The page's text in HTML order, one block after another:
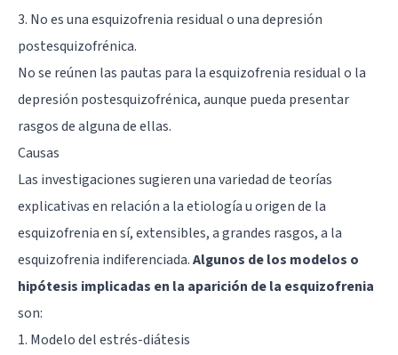
3. No es una esquizofrenia residual o una depresión
postesquizofrénica.
No se reúnen las pautas para la esquizofrenia residual o la
depresión postesquizofrénica, aunque pueda presentar
rasgos de alguna de ellas.
Causas
Las investigaciones sugieren una variedad de teorías
explicativas en relación a la etiología u origen de la
esquizofrenia en sí, extensibles, a grandes rasgos, a la
esquizofrenia indiferenciada.Algunos de los modelos o
hipótesis implicadas en la aparición de la esquizofrenia
son:
1. Modelo del estrés-diátesis